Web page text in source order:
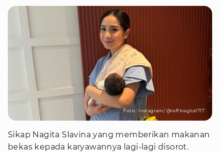
Foto : Instagram/ @raffinagita1717
Sikap Nagita Slavina yang memberikan makanan
bekas kepada karyawannya lagi-lagi disorot.